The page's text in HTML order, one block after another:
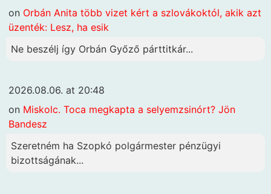
on Orbán Anita több vizet kért a szlovákoktól, akik azt
üzenték: Lesz, ha esik
Ne beszélj így Orbán Győző párttitkár...
2026.08.06. at 20:48
on Miskolc. Toca megkapta a selyemzsinórt? Jön
Bandesz
Szeretném ha Szopkó polgármester pénzügyi
bizottságának...